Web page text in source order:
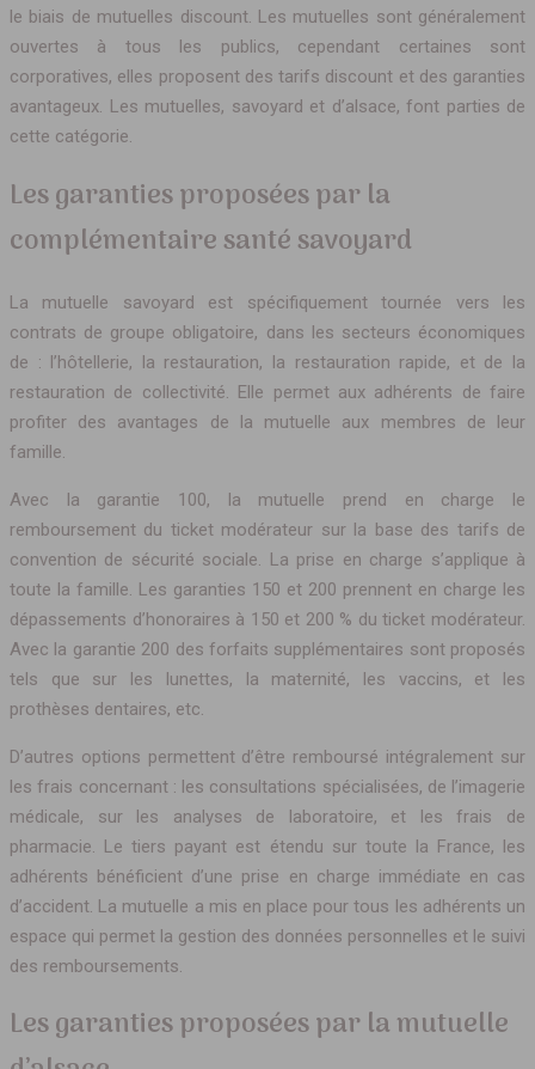
le biais de mutuelles discount. Les mutuelles sont généralement
ouvertes à tous les publics, cependant certaines sont
corporatives, elles proposent des tarifs discount et des garanties
avantageux. Les mutuelles, savoyard et d’alsace, font parties de
cette catégorie.
Les garanties proposées par la
complémentaire santé savoyard
La mutuelle savoyard est spécifiquement tournée vers les
contrats de groupe obligatoire, dans les secteurs économiques
de : l’hôtellerie, la restauration, la restauration rapide, et de la
restauration de collectivité. Elle permet aux adhérents de faire
profiter des avantages de la mutuelle aux membres de leur
famille.
Avec la garantie 100, la mutuelle prend en charge le
remboursement du ticket modérateur sur la base des tarifs de
convention de sécurité sociale. La prise en charge s’applique à
toute la famille. Les garanties 150 et 200 prennent en charge les
dépassements d’honoraires à 150 et 200 % du ticket modérateur.
Avec la garantie 200 des forfaits supplémentaires sont proposés
tels que sur les lunettes, la maternité, les vaccins, et les
prothèses dentaires, etc.
D’autres options permettent d’être remboursé intégralement sur
les frais concernant : les consultations spécialisées, de l’imagerie
médicale, sur les analyses de laboratoire, et les frais de
pharmacie. Le tiers payant est étendu sur toute la France, les
adhérents bénéficient d’une prise en charge immédiate en cas
d’accident. La mutuelle a mis en place pour tous les adhérents un
espace qui permet la gestion des données personnelles et le suivi
des remboursements.
Les garanties proposées par la mutuelle